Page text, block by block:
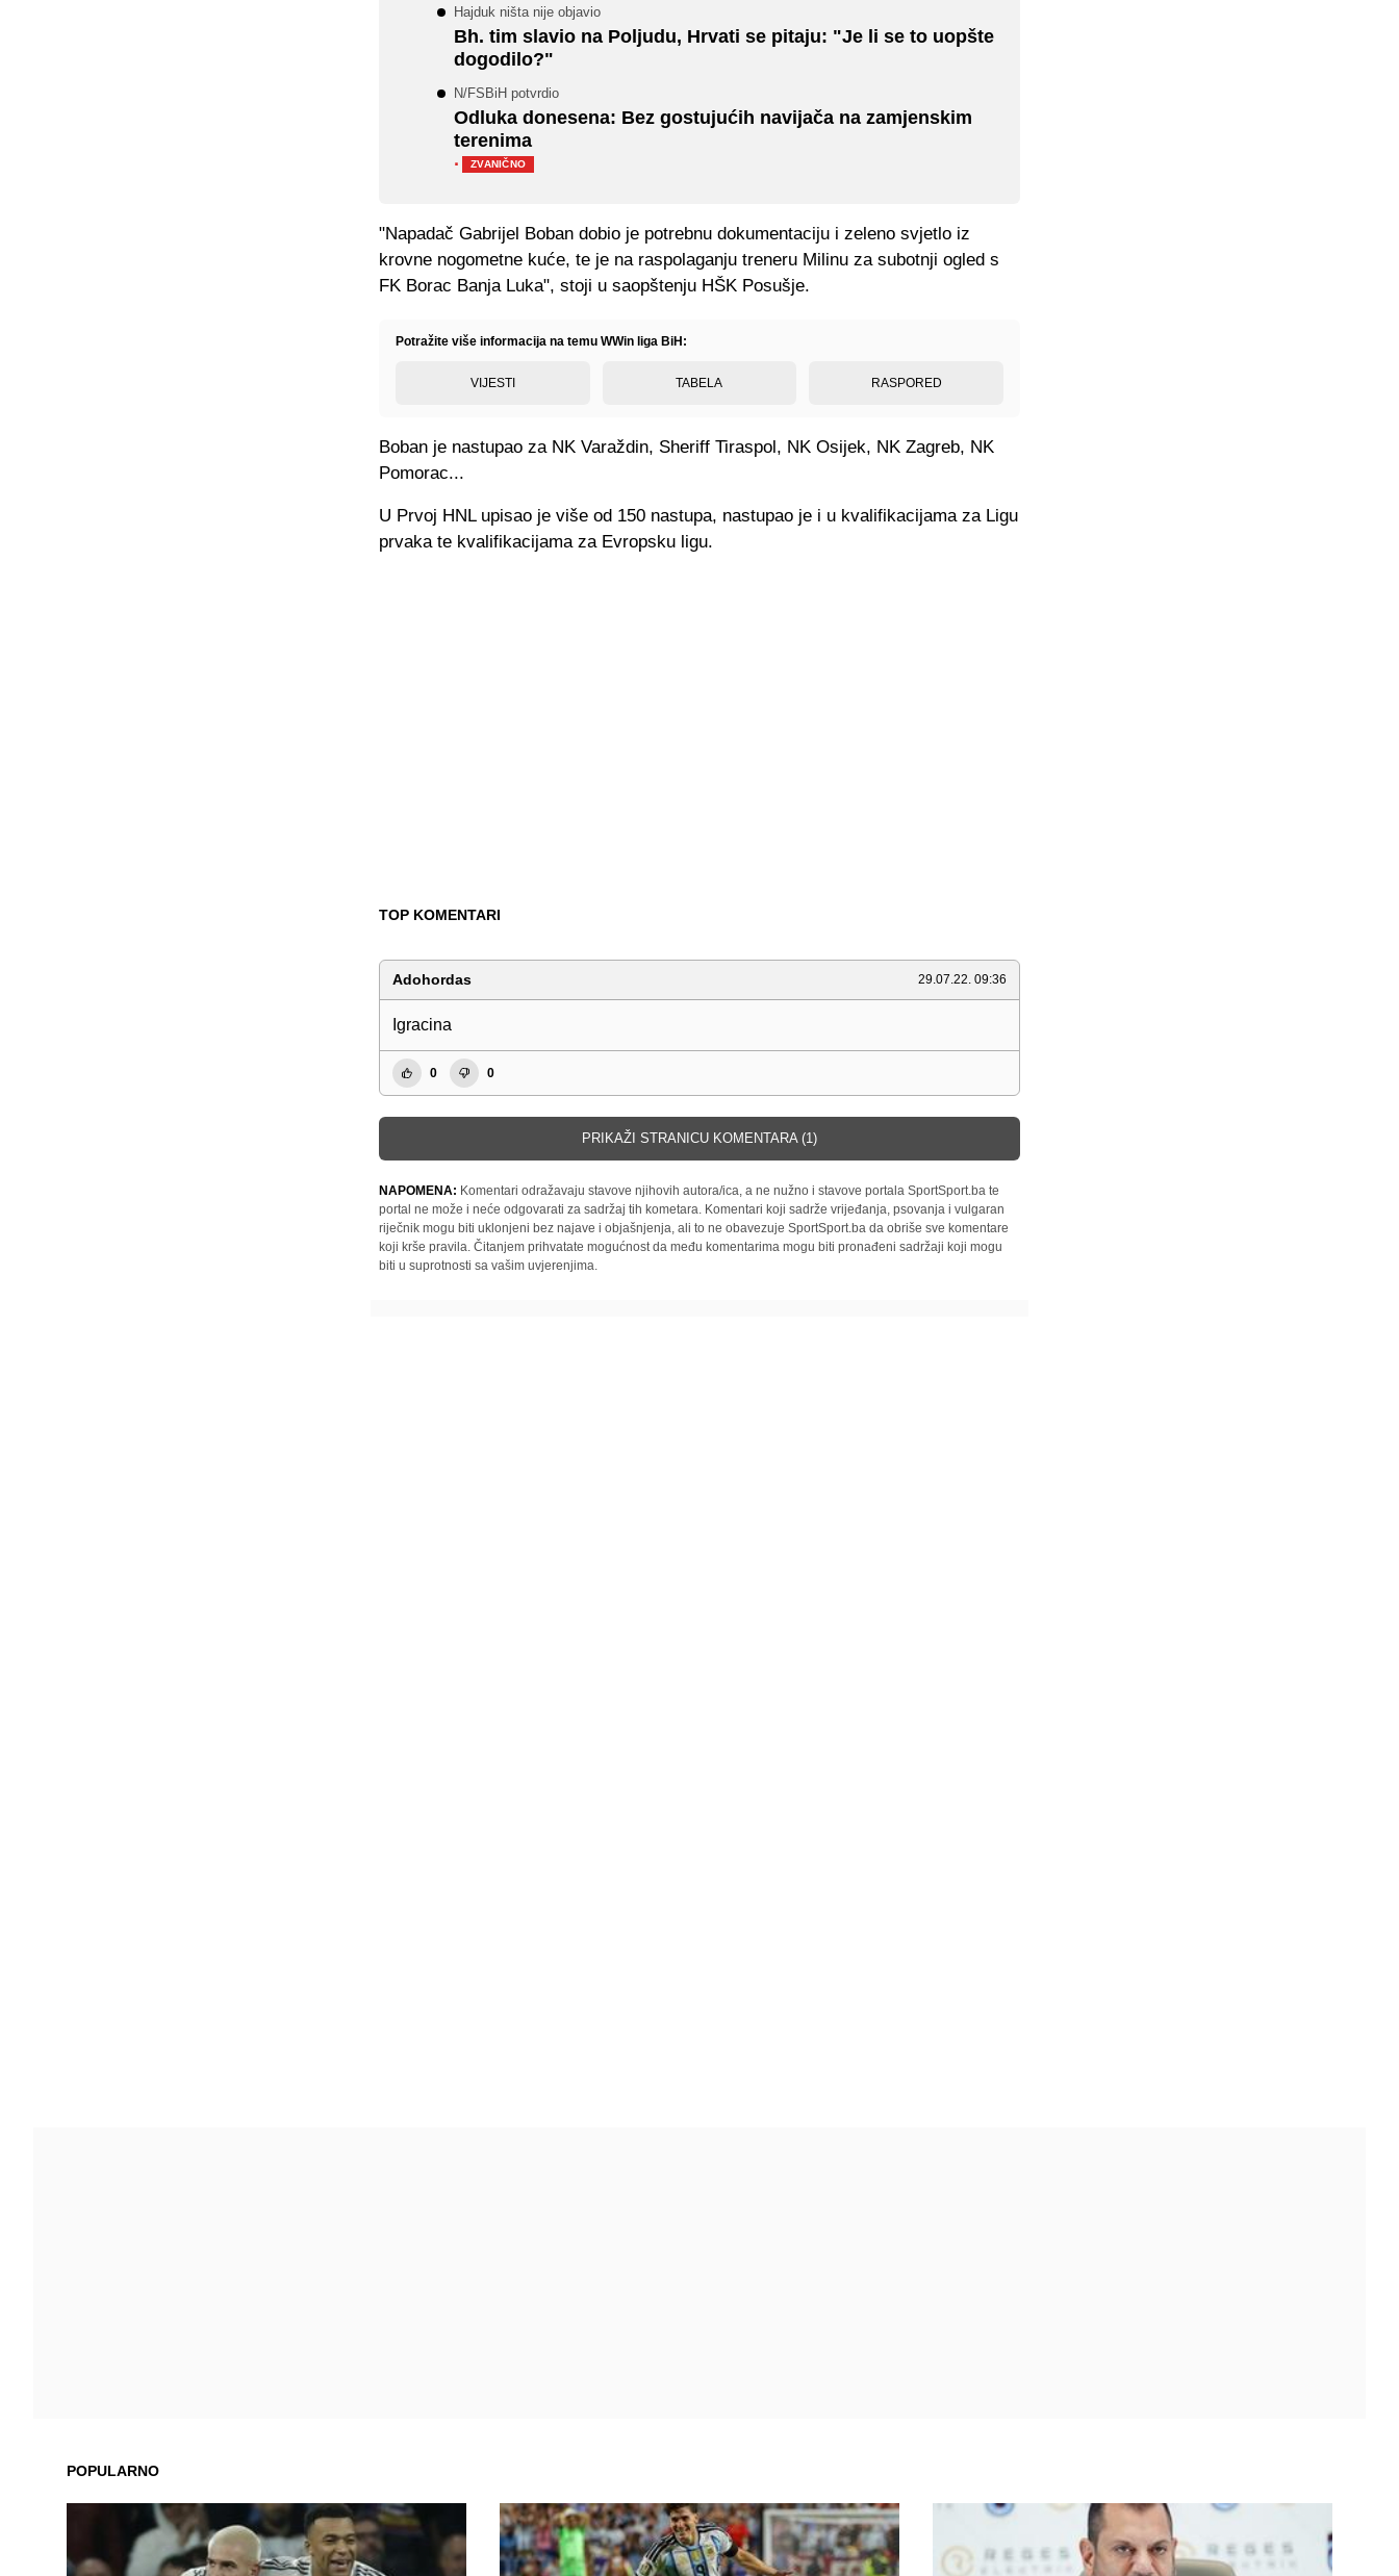
Hajduk ništa nije objavio
Bh. tim slavio na Poljudu, Hrvati se pitaju: "Je li se to uopšte
dogodilo?"
N/FSBiH potvrdio
Odluka donesena: Bez gostujućih navijača na zamjenskim
terenima
·
ZVANIČNO
"Napadač Gabrijel Boban dobio je potrebnu dokumentaciju i zeleno svjetlo iz
krovne nogometne kuće, te je na raspolaganju treneru Milinu za subotnji ogled s
FK Borac Banja Luka", stoji u saopštenju HŠK Posušje.
Potražite više informacija na temu WWin liga BiH:
VIJESTI TABELA RASPORED
Boban je nastupao za NK Varaždin, Sheriff Tiraspol, NK Osijek, NK Zagreb, NK
Pomorac...
U Prvoj HNL upisao je više od 150 nastupa, nastupao je i u kvalifikacijama za Ligu
prvaka te kvalifikacijama za Evropsku ligu.
TOP KOMENTARI
Adohordas 29.07.22. 09:36
Igracina
0 0
PRIKAŽI STRANICU KOMENTARA (1)
NAPOMENA: Komentari odražavaju stavove njihovih autora/ica, a ne nužno i stavove portala SportSport.ba te
portal ne može i neće odgovarati za sadržaj tih kometara. Komentari koji sadrže vrijeđanja, psovanja i vulgaran
riječnik mogu biti uklonjeni bez najave i objašnjenja, ali to ne obavezuje SportSport.ba da obriše sve komentare
koji krše pravila. Čitanjem prihvatate mogućnost da među komentarima mogu biti pronađeni sadržaji koji mogu
biti u suprotnosti sa vašim uvjerenjima.
POPULARNO